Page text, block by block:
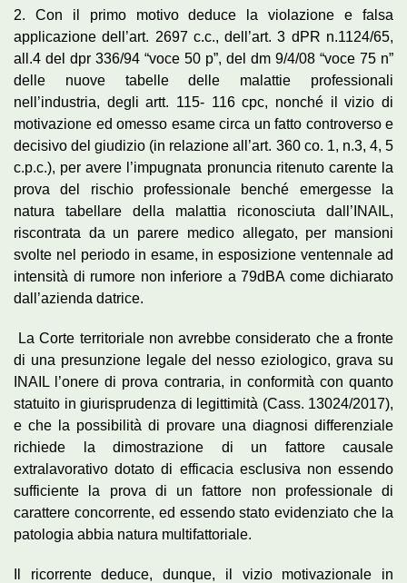
2. Con il primo motivo deduce la violazione e falsa
applicazione dell’art. 2697 c.c., dell’art. 3 dPR n.1124/65,
all.4 del dpr 336/94 “voce 50 p”, del dm 9/4/08 “voce 75 n”
delle nuove tabelle delle malattie professionali
nell’industria, degli artt. 115- 116 cpc, nonché il vizio di
motivazione ed omesso esame circa un fatto controverso e
decisivo del giudizio (in relazione all’art. 360 co. 1, n.3, 4, 5
c.p.c.), per avere l’impugnata pronuncia ritenuto carente la
prova del rischio professionale benché emergesse la
natura tabellare della malattia riconosciuta dall’INAIL,
riscontrata da un parere medico allegato, per mansioni
svolte nel periodo in esame, in esposizione ventennale ad
intensità di rumore non inferiore a 79dBA come dichiarato
dall’azienda datrice.
La Corte territoriale non avrebbe considerato che a fronte
di una presunzione legale del nesso eziologico, grava su
INAIL l’onere di prova contraria, in conformità con quanto
statuito in giurisprudenza di legittimità (Cass. 13024/2017),
e che la possibilità di provare una diagnosi differenziale
richiede la dimostrazione di un fattore causale
extralavorativo dotato di efficacia esclusiva non essendo
sufficiente la prova di un fattore non professionale di
carattere concorrente, ed essendo stato evidenziato che la
patologia abbia natura multifattoriale.
Il ricorrente deduce, dunque, il vizio motivazionale in